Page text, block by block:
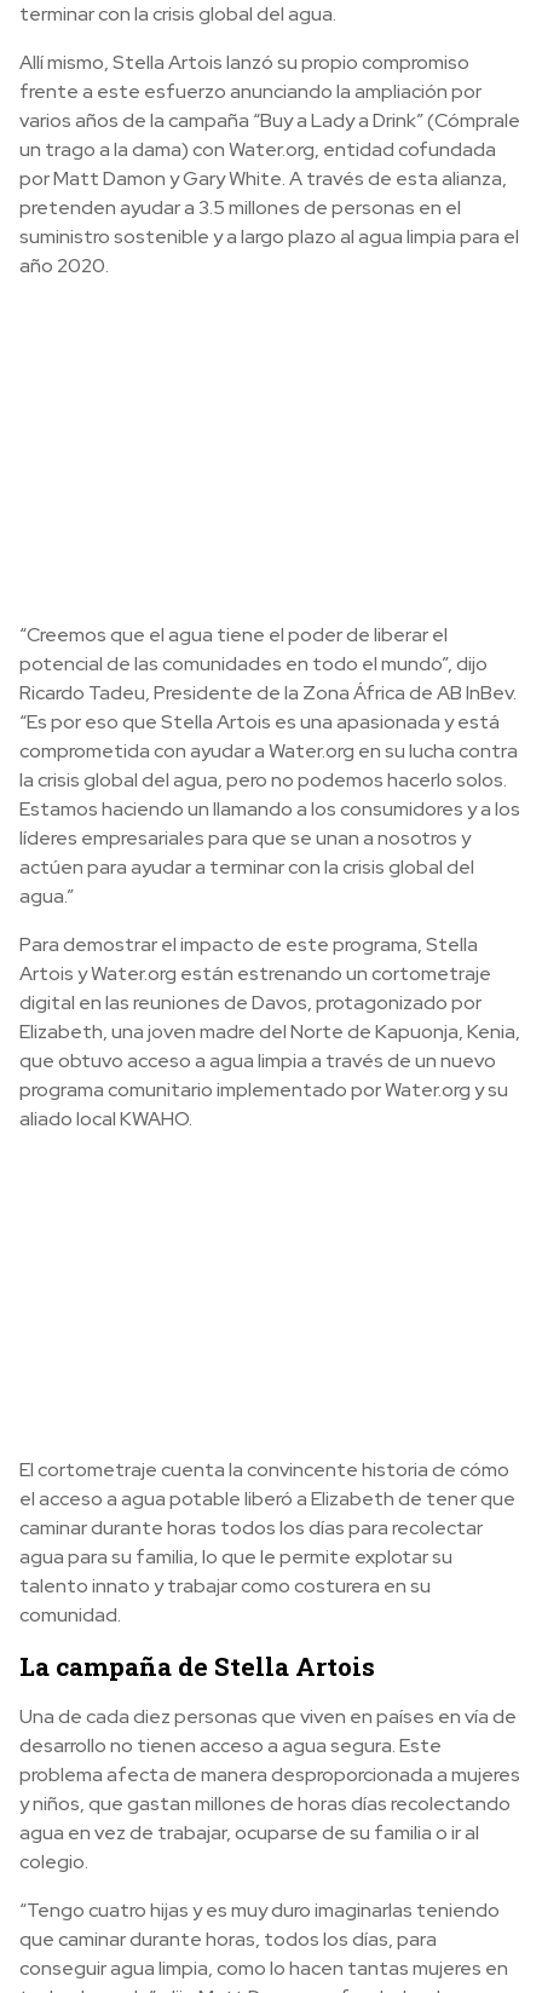
terminar con la crisis global del agua.
Allí mismo, Stella Artois lanzó su propio compromiso
frente a este esfuerzo anunciando la ampliación por
varios años de la campaña “Buy a Lady a Drink” (Cómprale
un trago a la dama) con Water.org, entidad cofundada
por Matt Damon y Gary White. A través de esta alianza,
pretenden ayudar a 3.5 millones de personas en el
suministro sostenible y a largo plazo al agua limpia para el
año 2020.
“Creemos que el agua tiene el poder de liberar el
potencial de las comunidades en todo el mundo”, dijo
Ricardo Tadeu, Presidente de la Zona África de AB InBev.
“Es por eso que Stella Artois es una apasionada y está
comprometida con ayudar a Water.org en su lucha contra
la crisis global del agua, pero no podemos hacerlo solos.
Estamos haciendo un llamando a los consumidores y a los
líderes empresariales para que se unan a nosotros y
actúen para ayudar a terminar con la crisis global del
agua.”
Para demostrar el impacto de este programa, Stella
Artois y Water.org están estrenando un cortometraje
digital en las reuniones de Davos, protagonizado por
Elizabeth, una joven madre del Norte de Kapuonja, Kenia,
que obtuvo acceso a agua limpia a través de un nuevo
programa comunitario implementado por Water.org y su
aliado local KWAHO.
El cortometraje cuenta la convincente historia de cómo
el acceso a agua potable liberó a Elizabeth de tener que
caminar durante horas todos los días para recolectar
agua para su familia, lo que le permite explotar su
talento innato y trabajar como costurera en su
comunidad.
La campaña de Stella Artois
Una de cada diez personas que viven en países en vía de
desarrollo no tienen acceso a agua segura. Este
problema afecta de manera desproporcionada a mujeres
y niños, que gastan millones de horas días recolectando
agua en vez de trabajar, ocuparse de su familia o ir al
colegio.
“Tengo cuatro hijas y es muy duro imaginarlas teniendo
que caminar durante horas, todos los días, para
conseguir agua limpia, como lo hacen tantas mujeres en